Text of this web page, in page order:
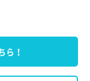
ら！